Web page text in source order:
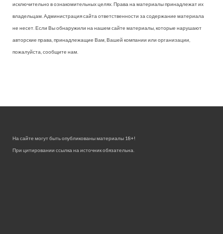
исключительно в ознакомительных целях. Права на материалы принадлежат их
владельцам. Администрация сайта ответственности за содержание материала
не несет. Если Вы обнаружили на нашем сайте материалы, которые нарушают
авторские права, принадлежащие Вам, Вашей компании или организации,
пожалуйста, сообщите нам.
На сайте могут быть опубликованы материалы 18+!
При цитировании ссылка на источник обязательна.